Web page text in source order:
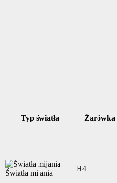
Typ światła Żarówka
Światła mijania
H4